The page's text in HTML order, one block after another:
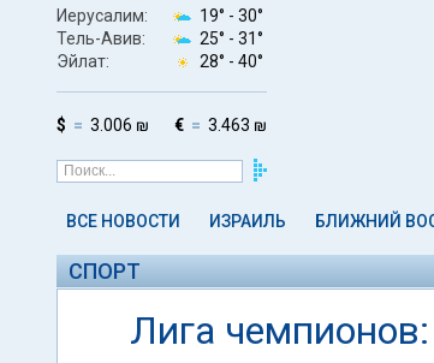
Иерусалим: 19° - 30°
Тель-Авив:
25° - 31°
Эйлат:
28° - 40°
$ 3.006 ₪ € 3.463 ₪
ВСЕ НОВОСТИ ИЗРАИЛЬ БЛИЖНИЙ
СПОРТ
Лига